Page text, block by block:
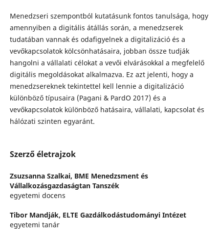
Menedzseri szempontból kutatásunk fontos tanulsága, hogy
amennyiben a digitális átállás során, a menedzserek
tudatában vannak és odafigyelnek a digitalizáció és a
vevőkapcsolatok kölcsönhatásaira, jobban össze tudják
hangolni a vállalati célokat a vevői elvárásokkal a megfelelő
digitális megoldásokat alkalmazva. Ez azt jelenti, hogy a
menedzsereknek tekintettel kell lennie a digitalizáció
különböző típusaira (Pagani & PardO 2017) és a
vevőkapcsolatok különböző hatásaira, vállalati, kapcsolat és
hálózati szinten egyaránt.
Szerző életrajzok
Zsuzsanna Szalkai, BME Menedzsment és
Vállalkozásgazdaságtan Tanszék
egyetemi docens
Tibor Mandják, ELTE Gazdálkodástudományi Intézet
egyetemi tanár